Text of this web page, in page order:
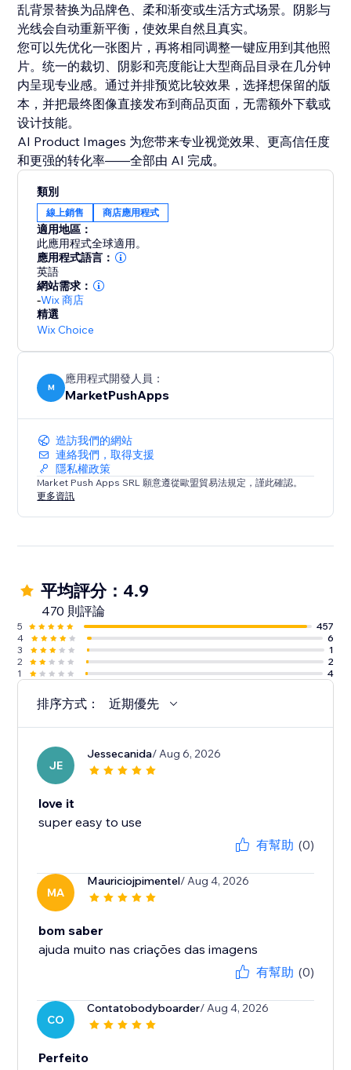
乱背景替换为品牌色、柔和渐变或生活方式场景。阴影与
光线会自动重新平衡，使效果自然且真实。
您可以先优化一张图片，再将相同调整一键应用到其他照
片。统一的裁切、阴影和亮度能让大型商品目录在几分钟
内呈现专业感。通过并排预览比较效果，选择想保留的版
本，并把最终图像直接发布到商品页面，无需额外下载或
设计技能。
AI Product Images 为您带来专业视觉效果、更高信任度
和更强的转化率——全部由 AI 完成。
類別
線上銷售 商店應用程式
適用地區：
此應用程式全球適用。
應用程式語言：
英語
網站需求：
-Wix 商店
精選
Wix Choice
M
應用程式開發人員：
MarketPushApps
造訪我們的網站
連絡我們，取得支援
隱私權政策
Market Push Apps SRL 願意遵從歐盟貿易法規定，謹此確認。
更多資訊
平均評分：4.9
470 則評論
5
457
4
6
3
1
2
2
1
4
排序方式： 近期優先
JE
Jessecanida/ Aug 6, 2026
love it
有幫助 (0)
MA
Mauriciojpimentel/ Aug 4, 2026
bom saber
有幫助 (0)
CO
Contatobodyboarder/ Aug 4, 2026
Perfeito